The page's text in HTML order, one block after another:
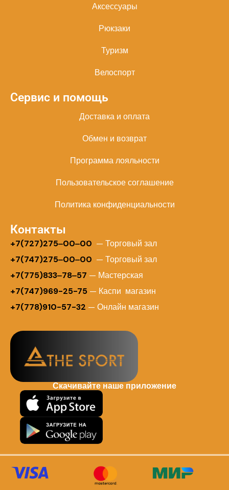
Аксессуары
Рюкзаки
Туризм
Велоспорт
Сервис и помощь
Доставка и оплата
Обмен и возврат
Программа лояльности
Пользовательское соглашение
Политика конфиденциальности
Контакты
+7(727)275‒00‒00 — Торговый зал
+7(747)275‒00‒00 — Торговый зал
+7(775)833‒78‒57 — Мастерская
+7(747)969-25-75 — Каспи магазин
+7(778)910-57-32 — Онлайн магазин
Скачивайте наше приложение